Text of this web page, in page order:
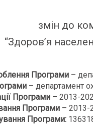
змін до
“Здоров’я
Програми –
– департамент
Програми – 2013-
Програми – 2013-
Програми: